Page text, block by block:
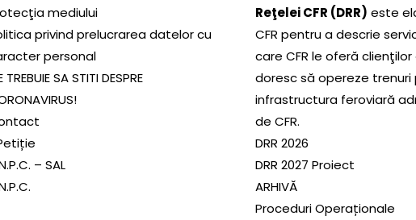
mediului
privind prelucrarea datelor cu
personal
TREBUIE SA STITI DESPRE
– SAL
Reţelei CFR (DRR) este
CFR pentru a descrie
care CFR le oferă clienţilor
doresc să opereze trenuri
infrastructura feroviară
de CFR.
DRR 2026
DRR 2027 Proiect
ARHIVĂ
Proceduri Operaționale